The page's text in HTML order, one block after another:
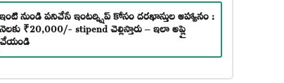
ఇంటి నుండి పనిచేసే ఇంటర్న్షిప్ కోసం దరఖాస్తుల ఆహ్వానం :
నెలకు ₹20,000/- stipend చెల్లిస్తారు – ఇలా అప్లై
చేయండి